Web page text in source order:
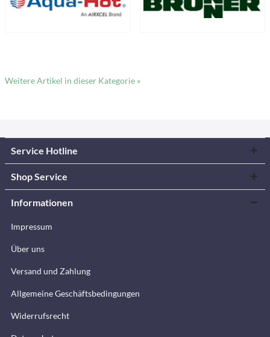
Weitere Artikel in dieser Kategorie »
Service Hotline
Shop Service
Informationen
Impressum
Über uns
Versand und Zahlung
Allgemeine Geschäftsbedingungen
Widerrufsrecht